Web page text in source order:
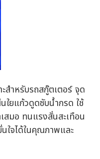
สำหรับรถสกู๊ตเตอร์ จุด
ยแก้วดูดซับน้ำกรด ใช้
สมอ ทนแรงสั่นสะเทือน
นใจได้ในคุณภาพและ